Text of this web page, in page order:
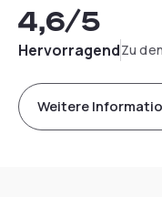
4,6/5
HervorragendZu
Weitere